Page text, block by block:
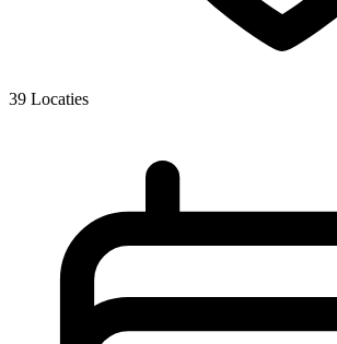
39 Locaties